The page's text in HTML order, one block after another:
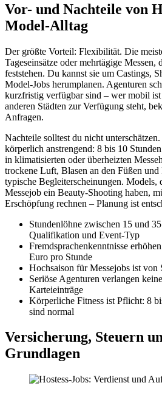
Vor- und Nachteile von
Model-Alltag
Der größte Vorteil: Flexibilität. Die
Tageseinsätze oder mehrtägige Messen,
feststehen. Du kannst sie um Castings,
Model-Jobs herumplanen. Agenturen
kurzfristig verfügbar sind – wer mobil
anderen Städten zur Verfügung steht,
Anfragen.
Nachteile solltest du nicht unterschätzen.
körperlich anstrengend: 8 bis 10
in klimatisierten oder überheizten
trockene Luft, Blasen an den Füßen und
typische Begleiterscheinungen. Models,
Messejob ein Beauty-Shooting haben,
Erschöpfung rechnen – Planung ist
Stundenlöhne zwischen 15 und
Qualifikation und Event-Typ
Fremdsprachenkenntnisse
Euro pro Stunde
Hochsaison für Messejobs ist von
Seriöse Agenturen verlangen
Karteieinträge
Körperliche Fitness ist Pflicht: 8
sind normal
Versicherung, Steuern
Grundlagen